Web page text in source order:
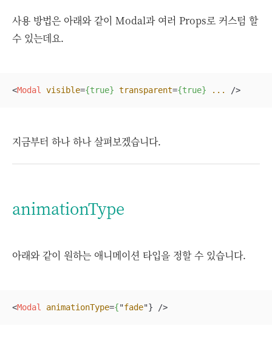
사용 방법은 아래와 같이 Modal과 여러 Props로 커스텀 할
수 있는데요.
<Modal visible={true} transparent={true} ... />
지금부터 하나 하나 살펴보겠습니다.
animationType
아래와 같이 원하는 애니메이션 타입을 정할 수 있습니다.
<Modal animationType={"fade"} />